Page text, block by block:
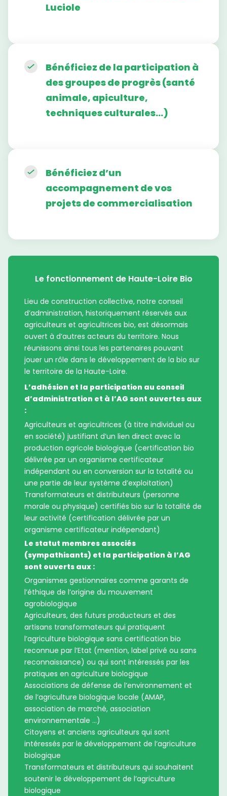
Luciole
Bénéficiez de la participation à
des groupes de progrès (santé
animale, apiculture,
techniques culturales…)
Bénéficiez d’un
accompagnement de vos
projets de commercialisation
Le fonctionnement de Haute-Loire Bio
Lieu de construction collective, notre conseil
d’administration, historiquement réservés aux
agriculteurs et agricultrices bio, est désormais
ouvert à d’autres acteurs du territoire. Nous
réunissons ainsi tous les partenaires pouvant
jouer un rôle dans le développement de la bio sur
le territoire de la Haute-Loire.
L’adhésion et la participation au conseil
d’administration et à l’AG sont ouvertes aux
:
Agriculteurs et agricultrices (à titre individuel ou
en société) justifiant d’un lien direct avec la
production agricole biologique (certification bio
délivrée par un organisme certificateur
indépendant ou en conversion sur la totalité ou
une partie de leur système d’exploitation)
Transformateurs et distributeurs (personne
morale ou physique) certifiés bio sur la totalité de
leur activité (certification délivrée par un
organisme certificateur indépendant)
Le statut membres associés
(sympathisants) et la participation à l’AG
sont ouverts aux :
Organismes gestionnaires comme garants de
l’éthique de l’origine du mouvement
agrobiologique
Agriculteurs, des futurs producteurs et des
artisans transformateurs qui pratiquent
l’agriculture biologique sans certification bio
reconnue par l’Etat (mention, label privé ou sans
reconnaissance) ou qui sont intéressés par les
pratiques en agriculture biologique
Associations de défense de l’environnement et
de l’agriculture biologique locale (AMAP,
association de marché, association
environnementale …)
Citoyens et anciens agriculteurs qui sont
intéressés par le développement de l’agriculture
biologique
Transformateurs et distributeurs qui souhaitent
soutenir le développement de l’agriculture
biologique